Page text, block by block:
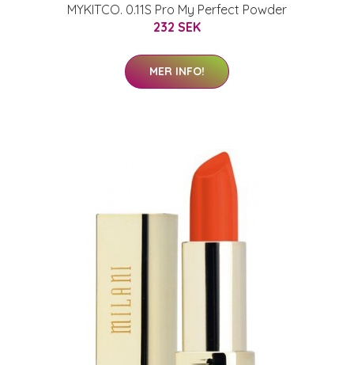
MYKITCO. 0.11S Pro My Perfect Powder
232 SEK
MER INFO!